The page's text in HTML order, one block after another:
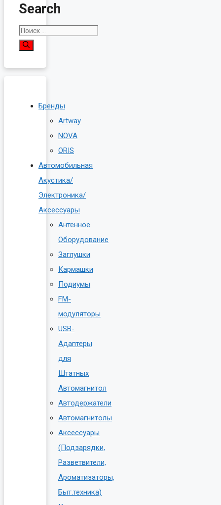
Search
Поиск:
Бренды
Artway
NOVA
ORIS
Автомобильная
Акустика/
Электроника/
Аксессуары
Антенное
Оборудование
Заглушки
Кармашки
Подиумы
FM-
модуляторы
USB-
Адаптеры
для
Штатных
Автомагнитол
Автодержатели
Автомагнитолы
Аксессуары
(Подзарядки,
Разветвители,
Ароматизаторы,
Быт.техника)